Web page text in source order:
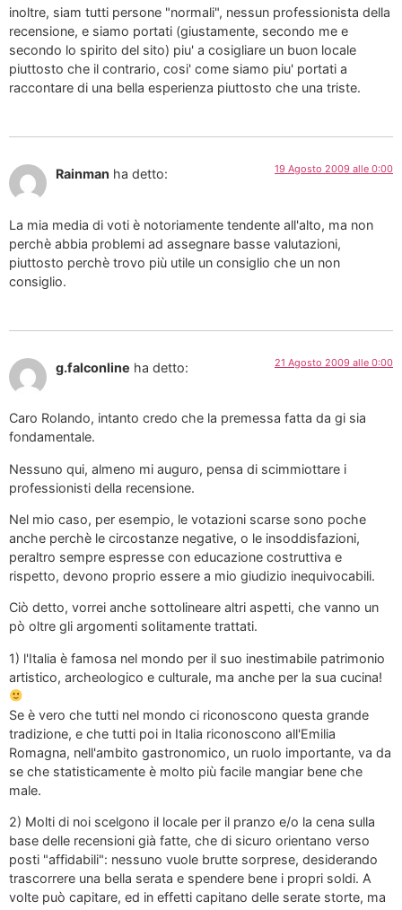
inoltre, siam tutti persone "normali", nessun professionista della
recensione, e siamo portati (giustamente, secondo me e
secondo lo spirito del sito) piu' a cosigliare un buon locale
piuttosto che il contrario, cosi' come siamo piu' portati a
raccontare di una bella esperienza piuttosto che una triste.
Rainman ha detto: 19 Agosto 2009 alle 0:00
La mia media di voti è notoriamente tendente all'alto, ma non
perchè abbia problemi ad assegnare basse valutazioni,
piuttosto perchè trovo più utile un consiglio che un non
consiglio.
g.falconline ha detto: 21 Agosto 2009 alle 0:00
Caro Rolando, intanto credo che la premessa fatta da gi sia
fondamentale.
Nessuno qui, almeno mi auguro, pensa di scimmiottare i
professionisti della recensione.
Nel mio caso, per esempio, le votazioni scarse sono poche
anche perchè le circostanze negative, o le insoddisfazioni,
peraltro sempre espresse con educazione costruttiva e
rispetto, devono proprio essere a mio giudizio inequivocabili.
Ciò detto, vorrei anche sottolineare altri aspetti, che vanno un
pò oltre gli argomenti solitamente trattati.
1) l'Italia è famosa nel mondo per il suo inestimabile patrimonio
artistico, archeologico e culturale, ma anche per la sua cucina!
Se è vero che tutti nel mondo ci riconoscono questa grande
tradizione, e che tutti poi in Italia riconoscono all'Emilia
Romagna, nell'ambito gastronomico, un ruolo importante, va da
se che statisticamente è molto più facile mangiar bene che
male.
2) Molti di noi scelgono il locale per il pranzo e/o la cena sulla
base delle recensioni già fatte, che di sicuro orientano verso
posti "affidabili": nessuno vuole brutte sorprese, desiderando
trascorrere una bella serata e spendere bene i propri soldi. A
volte può capitare, ed in effetti capitano delle serate storte, ma